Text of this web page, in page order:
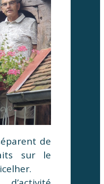
de
sur le